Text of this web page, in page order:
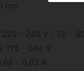
cm
220 - 240 V / 50 -
175 - 264 V
- 0,62 A